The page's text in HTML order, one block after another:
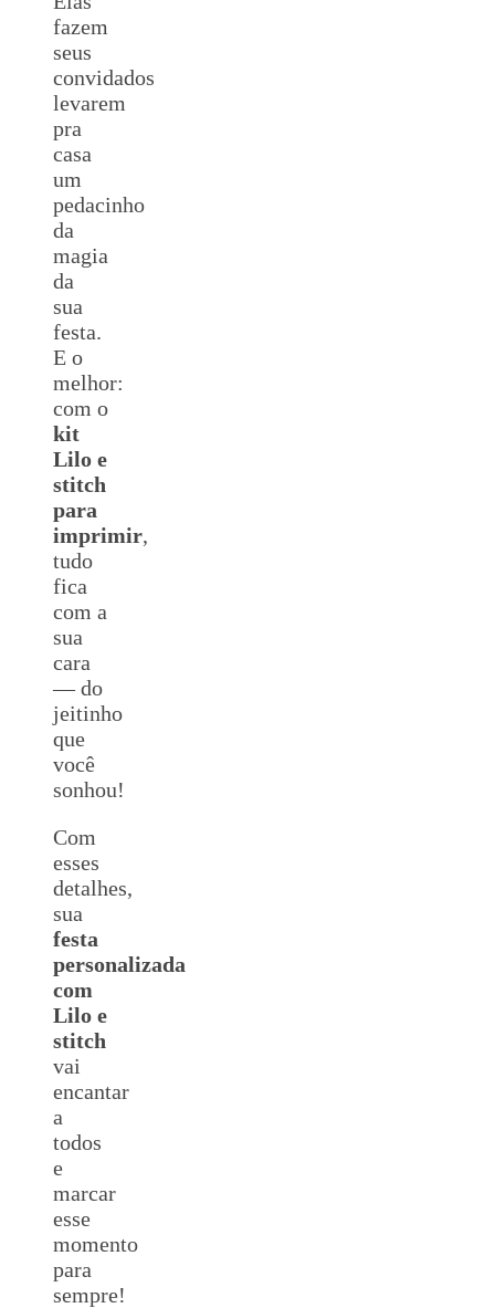
fazem
seus
convidados
levarem
pra
casa
um
pedacinho
da
magia
da
sua
festa.
E o
melhor:
com o
kit
Lilo e
stitch
para
imprimir,
tudo
fica
com a
sua
cara
— do
jeitinho
que
você
sonhou!
Com
esses
detalhes,
sua
festa
personalizada
com
Lilo e
stitch
vai
encantar
a
todos
e
marcar
esse
momento
para
sempre!